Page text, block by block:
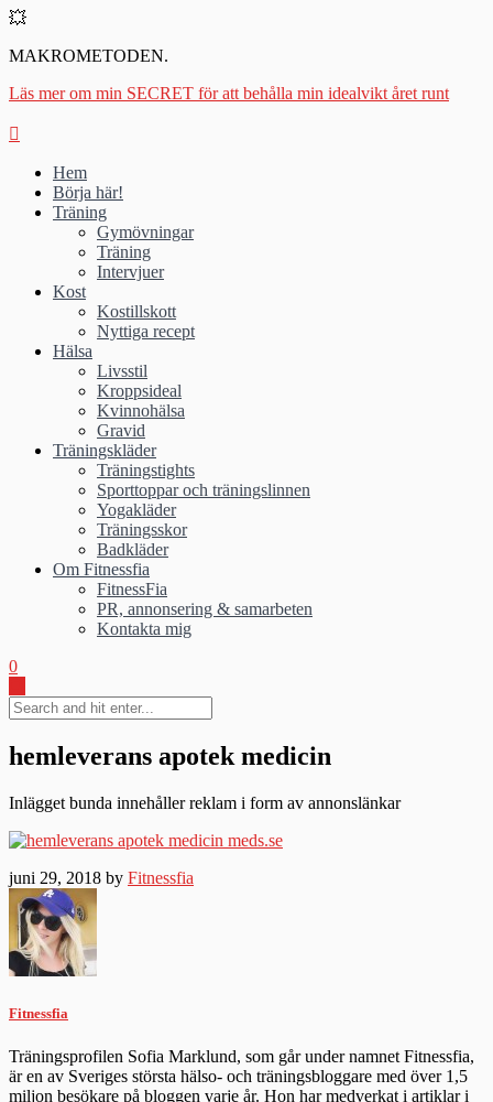
💥
MAKROMETODEN.
Läs mer om min SECRET för att behålla min idealvikt året runt
Hem
Börja här!
Träning
Gymövningar
Träning
Intervjuer
Kost
Kostillskott
Nyttiga recept
Hälsa
Livsstil
Kroppsideal
Kvinnohälsa
Gravid
Träningskläder
Träningstights
Sporttoppar och träningslinnen
Yogakläder
Träningsskor
Badkläder
Om Fitnessfia
FitnessFia
PR, annonsering & samarbeten
Kontakta mig
0
hemleverans apotek medicin
Inlägget bunda innehåller reklam i form av annonslänkar
juni 29, 2018 by Fitnessfia
Fitnessfia
Träningsprofilen Sofia Marklund, som går under namnet Fitnessfia,
är en av Sveriges största hälso- och träningsbloggare med över 1,5
miljon besökare på bloggen varje år. Hon har medverkat i artiklar i